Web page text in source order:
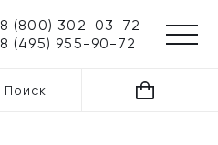
8 (800) 302-03-72
8 (495) 955-90-72
Поиск